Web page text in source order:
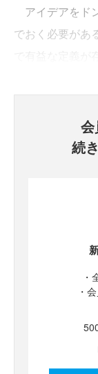
アイデアをド
でおく必要があ
続
・
・